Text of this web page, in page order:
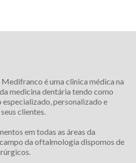
Medifranco é uma clinica médica na
medicina dentária tendo como
personalizado e
clientes.
em todas as áreas da
da oftalmologia dispomos de